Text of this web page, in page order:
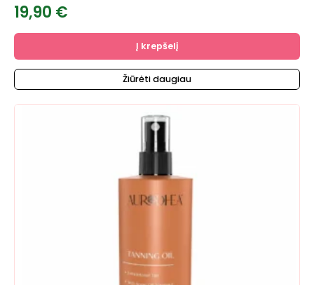
19,90 €
Į krepšelį
Žiūrėti daugiau